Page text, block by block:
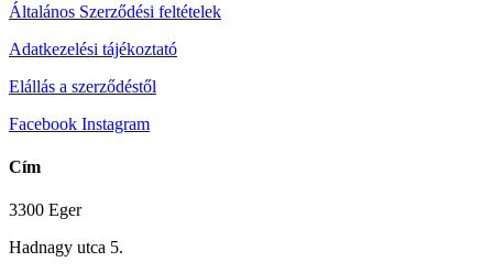
Általános Szerződési feltételek
Adatkezelési tájékoztató
Elállás a szerződéstől
Facebook Instagram
Cím
3300 Eger
Hadnagy utca 5.